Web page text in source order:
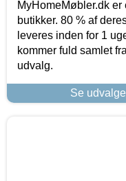
MyHomeMøbler.dk
butikker. 80 % af
leveres inden for 1
kommer fuld samlet
udvalg.
Se